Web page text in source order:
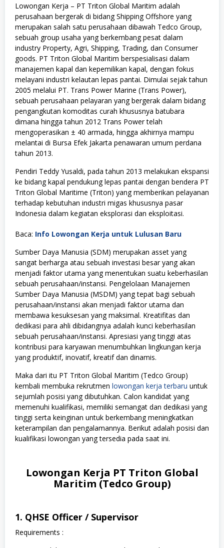
Lowongan Kerja – PT Triton Global Maritim adalah
perusahaan bergerak di bidang Shipping Offshore yang
merupakan salah satu perusahaan dibawah Tedco Group,
sebuah group usaha yang berkembang pesat dalam
industry Property, Agri, Shipping, Trading, dan Consumer
goods. PT Triton Global Maritim berspesialisasi dalam
manajemen kapal dan kepemilikan kapal, dengan fokus
melayani industri kelautan lepas pantai. Dimulai sejak tahun
2005 melalui PT. Trans Power Marine (Trans Power),
sebuah perusahaan pelayaran yang bergerak dalam bidang
pengangkutan komoditas curah khususnya batubara
dimana hingga tahun 2012 Trans Power telah
mengoperasikan ± 40 armada, hingga akhirnya mampu
melantai di Bursa Efek Jakarta penawaran umum perdana
tahun 2013.
Pendiri Teddy Yusaldi, pada tahun 2013 melakukan ekspansi
ke bidang kapal pendukung lepas pantai dengan bendera PT
Triton Global Maritime (Triton) yang memberikan pelayanan
terhadap kebutuhan industri migas khususnya pasar
Indonesia dalam kegiatan eksplorasi dan eksploitasi.
Baca: Info Lowongan Kerja untuk Lulusan Baru
Sumber Daya Manusia (SDM) merupakan asset yang
sangat berharga atau sebuah investasi besar yang akan
menjadi faktor utama yang menentukan suatu keberhasilan
sebuah perusahaan/instansi. Pengelolaan Manajemen
Sumber Daya Manusia (MSDM) yang tepat bagi sebuah
perusahaan/instansi akan menjadi faktor utama dan
membawa kesuksesan yang maksimal. Kreatifitas dan
dedikasi para ahli dibidangnya adalah kunci keberhasilan
sebuah perusahaan/instansi. Apresiasi yang tinggi atas
kontribusi para karyawan menumbuhkan lingkungan kerja
yang produktif, inovatif, kreatif dan dinamis.
Maka dari itu PT Triton Global Maritim (Tedco Group)
kembali membuka rekrutmen lowongan kerja terbaru untuk
sejumlah posisi yang dibutuhkan. Calon kandidat yang
memenuhi kualifikasi, memiliki semangat dan dedikasi yang
tinggi serta keinginan untuk berkembang meningkatkan
keterampilan dan pengalamannya. Berikut adalah posisi dan
kualifikasi lowongan yang tersedia pada saat ini.
Lowongan Kerja PT Triton Global
Maritim (Tedco Group)
1. QHSE Officer / Supervisor
Requirements :